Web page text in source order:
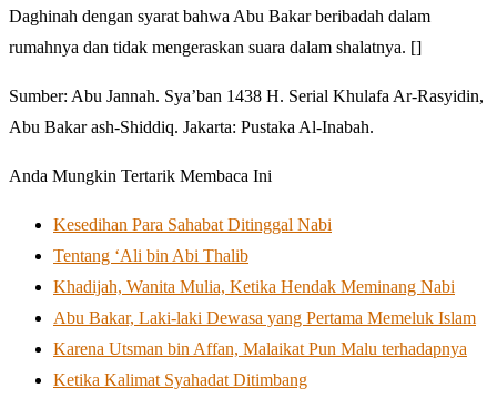
Daghinah dengan syarat bahwa Abu Bakar beribadah dalam
rumahnya dan tidak mengeraskan suara dalam shalatnya. []
Sumber: Abu Jannah. Sya’ban 1438 H. Serial Khulafa Ar-Rasyidin,
Abu Bakar ash-Shiddiq. Jakarta: Pustaka Al-Inabah.
Anda Mungkin Tertarik Membaca Ini
Kesedihan Para Sahabat Ditinggal Nabi
Tentang ‘Ali bin Abi Thalib
Khadijah, Wanita Mulia, Ketika Hendak Meminang Nabi
Abu Bakar, Laki-laki Dewasa yang Pertama Memeluk Islam
Karena Utsman bin Affan, Malaikat Pun Malu terhadapnya
Ketika Kalimat Syahadat Ditimbang